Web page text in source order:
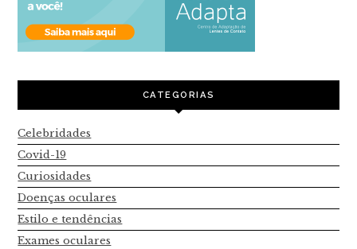
CATEGORIAS
Celebridades
Covid-19
Curiosidades
Doenças oculares
Estilo e tendências
Exames oculares